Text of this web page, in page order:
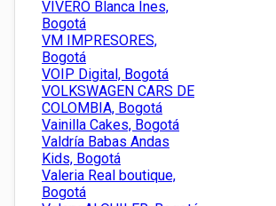
VIVERO Blanca Ines,
Bogotá
VM IMPRESORES,
Bogotá
VOIP Digital, Bogotá
VOLKSWAGEN CARS DE
COLOMBIA, Bogotá
Vainilla Cakes, Bogotá
Valdría Babas Andas
Kids, Bogotá
Valeria Real boutique,
Bogotá